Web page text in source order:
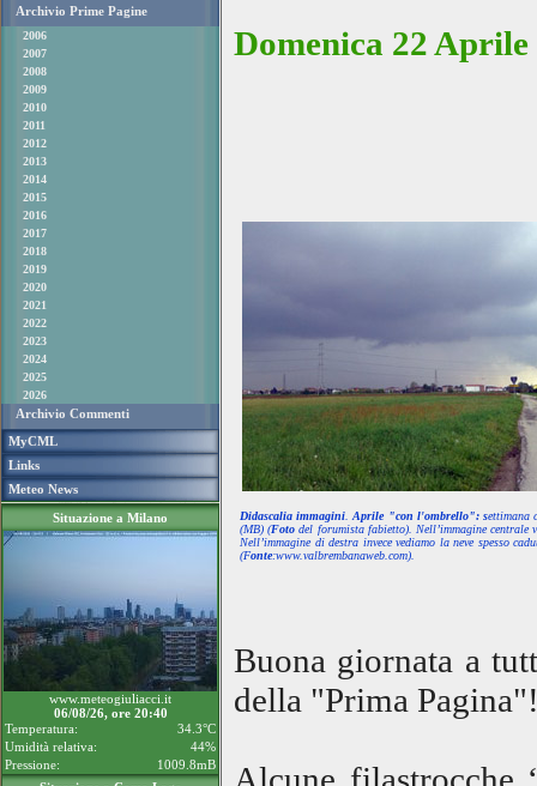
Archivio Prime Pagine
2006
2007
2008
2009
2010
2011
2012
2013
2014
2015
2016
2017
2018
2019
2020
2021
2022
2023
2024
2025
2026
Archivio Commenti
MyCML
Links
Meteo News
Situazione a Milano
www.meteogiuliacci.it
06/08/26, ore 20:40
Temperatura:
34.3°C
Umidità relativa:
44%
Pressione:
1009.8mB
Domenica 22
Didascalia immagini .Aprile "con l'ombrello": settimana
(MB) (Fotodel forumista fabietto). Nell’immagine centrale
Nell’immagine di destra invece vediamo la neve spesso
(Fonte:www.valbrembanaweb.com).
Buona giornata a
della "Prima